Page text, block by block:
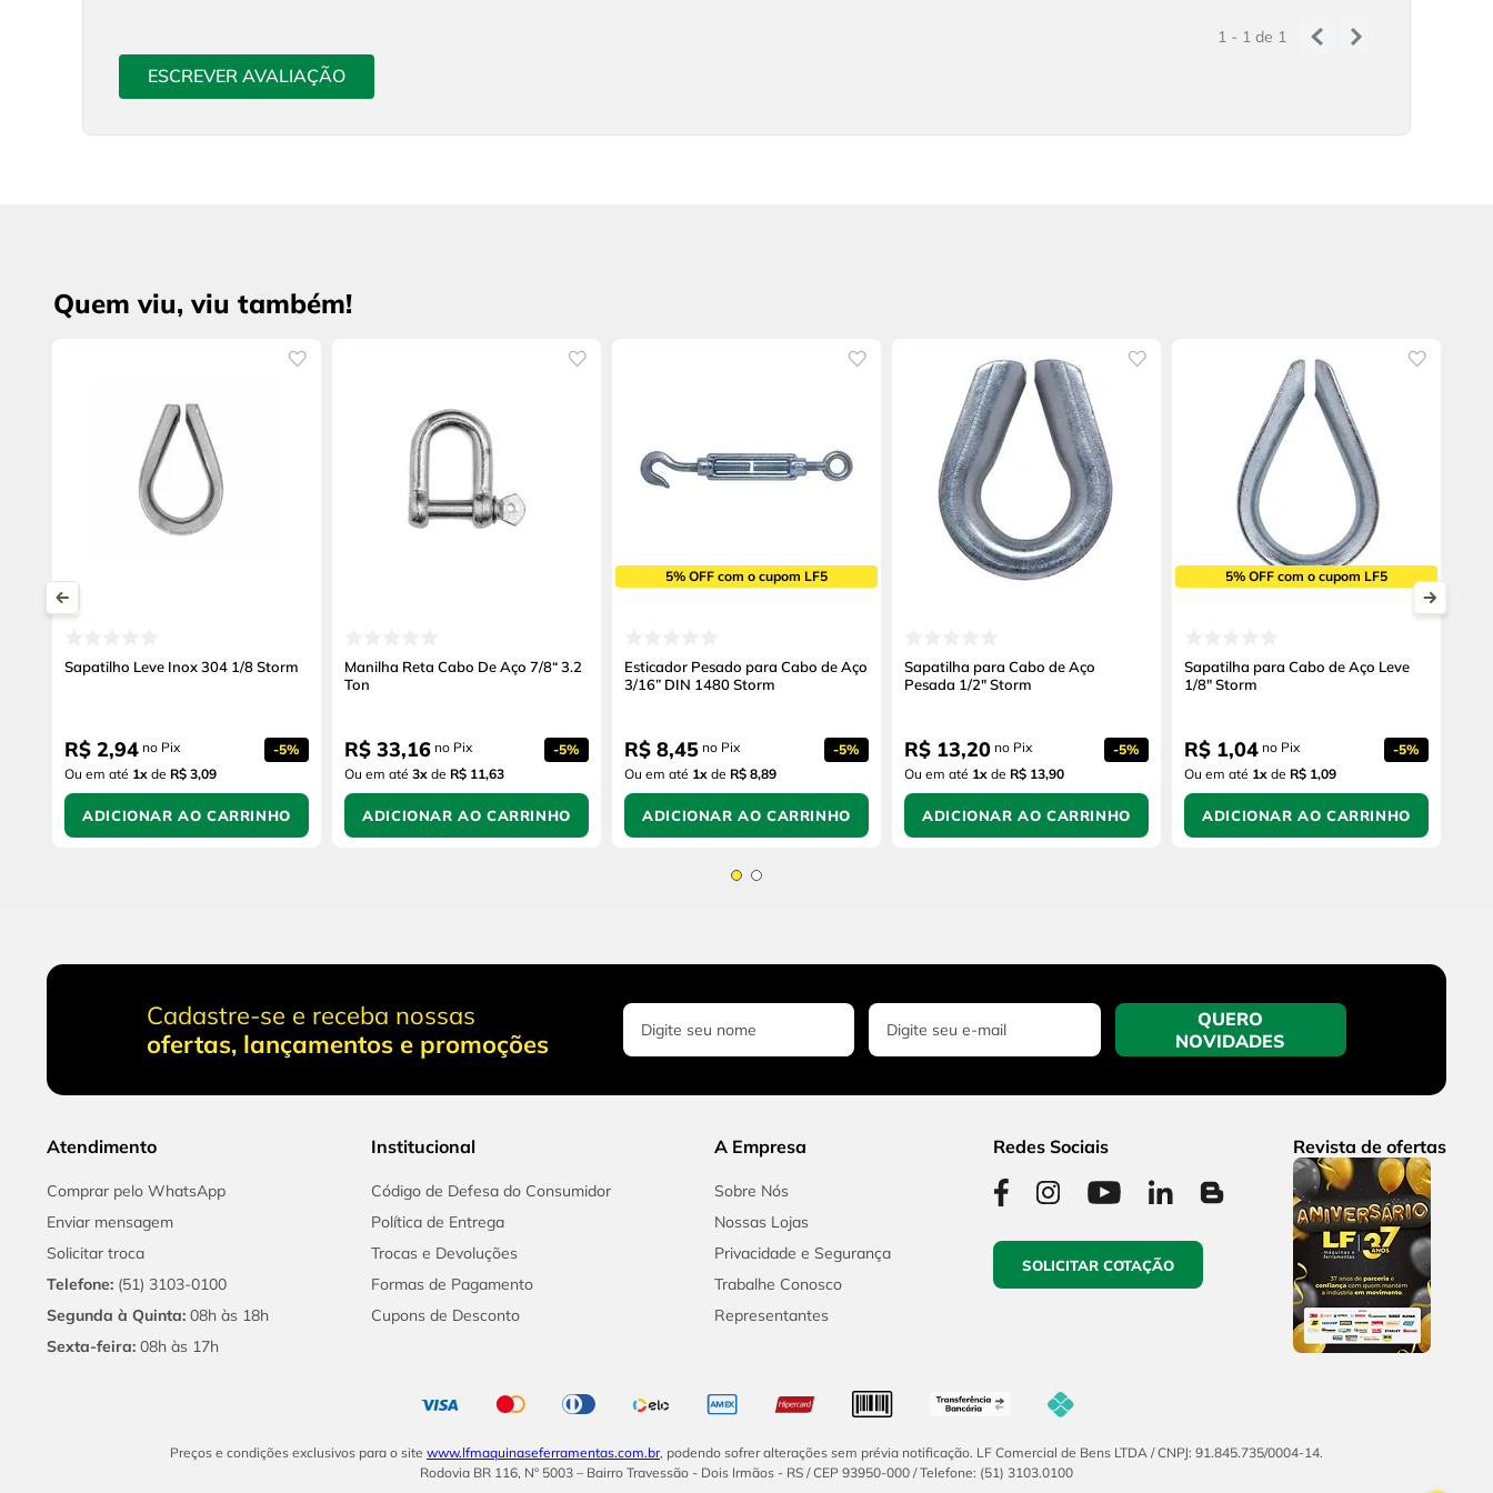
1 - 1de 1
ESCREVER AVALIAÇÃO
Quem viu, viu também!
Sapatilho Leve Inox 304 1/8 Storm
R$ 2,94 no Pix -5%
Ou em até 1x de R$ 3,09
ADICIONAR AO CARRINHO
Manilha Reta Cabo De Aço 7/8“ 3.2
Ton
R$ 33,16 no Pix -5%
Ou em até 3x de R$ 11,63
ADICIONAR AO CARRINHO
5% OFF com o cupom LF5
Esticador Pesado para Cabo de Aço
3/16” DIN 1480 Storm
R$ 8,45 no Pix -5%
Ou em até 1x de R$ 8,89
ADICIONAR AO CARRINHO
Sapatilha para Cabo de Aço
Pesada 1/2" Storm
R$ 13,20 no Pix -5%
Ou em até 1x de R$ 13,90
ADICIONAR AO CARRINHO
5% OFF com o cupom LF5
Sapatilha para Cabo de Aço Leve
1/8" Storm
R$ 1,04 no Pix -5%
Ou em até 1x de R$ 1,09
ADICIONAR AO CARRINHO
Cadastre-se e receba nossas
ofertas, lançamentos e promoções
QUERO
NOVIDADES
Atendimento
Comprar pelo WhatsApp
Enviar mensagem
Solicitar troca
Telefone: (51) 3103-0100
Segunda à Quinta: 08h às 18h
Sexta-feira: 08h às 17h
Institucional
Código de Defesa do Consumidor
Política de Entrega
Trocas e Devoluções
Formas de Pagamento
Cupons de Desconto
A Empresa
Sobre Nós
Nossas Lojas
Privacidade e Segurança
Trabalhe Conosco
Representantes
Redes Sociais
SOLICITAR COTAÇÃO
Revista de ofertas
Preços e condições exclusivos para o site www.lfmaquinaseferramentas.com.br, podendo sofrer alterações sem prévia notificação. LF Comercial de Bens LTDA / CNPJ: 91.845.735/0004-14.
Rodovia BR 116, Nº 5003 – Bairro Travessão - Dois Irmãos - RS / CEP 93950-000 / Telefone: (51) 3103.0100